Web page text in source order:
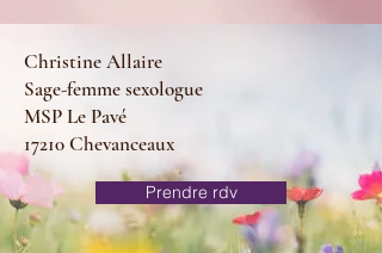
Christine Allaire
Sage-femme sexologue
MSP Le Pavé
17210 Chevanceaux
Prendre rdv